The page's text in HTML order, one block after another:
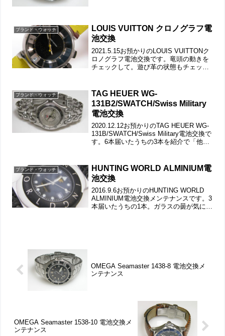
ク...
ブランド・ウォッチ
LOUIS VUITTON クロノグラフ電
池交換
2021.5.15お預かりのLOUIS VUITTONク
ロノグラフ電池交換です。竜頭の動きを
チェックして。遊び革の状態もチェック
裏蓋記載。デジタル表示も付いておりま
す...
ブランド・ウォッチ
TAG HEUER WG-
131B2/SWATCH/Swiss Military
電池交換
2020.12.12お預かりのTAG HEUER WG-
131B/SWATCH/Swiss Military電池交換で
す。6本届いたうちの3本を紹介で「他の
垢バ...
ブランド・ウォッチ
HUNTING WORLD ALMINIUM電
池交換
2016.9.6お預かりのHUNTING WORLD
ALMINIUM電池交換メンテナンスです。3
本届いたうちの1本。ガラスの曇が気にな
OMEGA Seamaster 1438-8 電池交換メ
ンテナンス
OMEGA Seamaster 1538-10 電池交換メ
ンテナンス